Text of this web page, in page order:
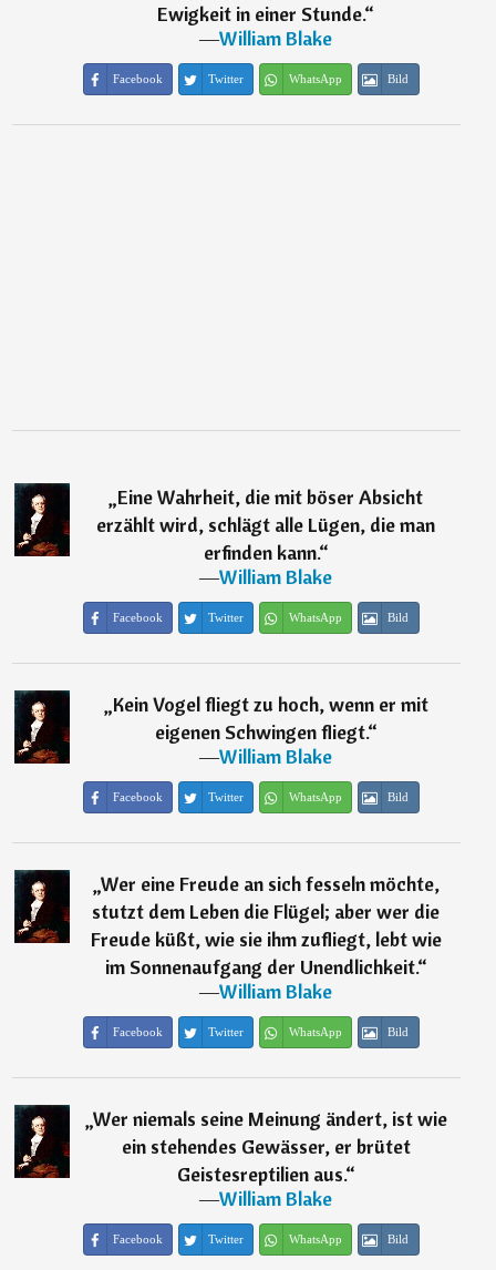
Ewigkeit in einer Stunde.“
―William Blake
Facebook Twitter WhatsApp Bild
„Eine Wahrheit, die mit böser Absicht
erzählt wird, schlägt alle Lügen, die man
erfinden kann.“
―William Blake
Facebook Twitter WhatsApp Bild
„Kein Vogel fliegt zu hoch, wenn er mit
eigenen Schwingen fliegt.“
―William Blake
Facebook Twitter WhatsApp Bild
„Wer eine Freude an sich fesseln möchte,
stutzt dem Leben die Flügel; aber wer die
Freude küßt, wie sie ihm zufliegt, lebt wie
im Sonnenaufgang der Unendlichkeit.“
―William Blake
Facebook Twitter WhatsApp Bild
„Wer niemals seine Meinung ändert, ist wie
ein stehendes Gewässer, er brütet
Geistesreptilien aus.“
―William Blake
Facebook Twitter WhatsApp Bild